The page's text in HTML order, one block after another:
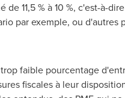
de 11,5 % à 10 %, c'est-à-
par exemple, ou d'autres
faible pourcentage
fiscales à leur